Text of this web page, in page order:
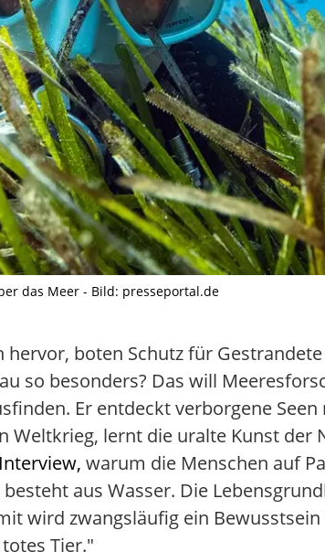
das Meer - Bild: presseportal.de
boten Schutz für
so besonders? Das will
Er entdeckt verborgene
Weltkrieg, lernt die uralte Kunst der
Interview, warum die Menschen auf
aus Wasser. Die
wird zwangsläufig ein
Tier."